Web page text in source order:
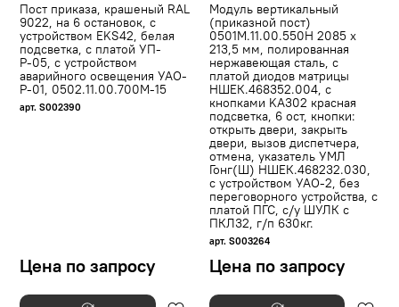
Пост приказа, крашеный RAL
9022, на 6 остановок, с
устройством EKS42, белая
подсветка, с платой УП-
Р-05, с устройством
аварийного освещения УАО-
Р-01, 0502.11.00.700М-15
арт. S002390
Цена по запросу
Модуль вертикальный
(приказной пост)
0501М.11.00.550Н 2085 х
213,5 мм, полированная
нержавеющая сталь, с
платой диодов матрицы
НШЕК.468352.004, с
кнопками KA302 красная
подсветка, 6 ост, кнопки:
открыть двери, закрыть
двери, вызов диспетчера,
отмена, указатель УМЛ
Гонг(Ш) НШЕК.468232.030,
с устройством УАО-2, без
переговорного устройства, с
платой ПГС, с/у ШУЛК с
ПКЛ32, г/п 630кг.
арт. S003264
Цена по запросу